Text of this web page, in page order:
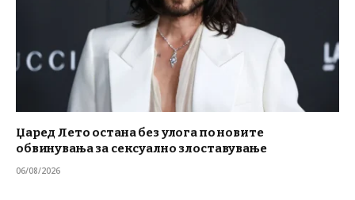
Џаред Лето остана без улога по новите
обвинувања за сексуално злоставување
06/08/2026